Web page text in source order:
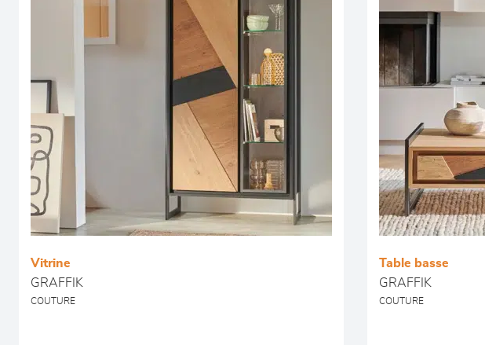
Vitrine
GRAFFIK
COUTURE
Table basse
GRAFFIK
COUTURE